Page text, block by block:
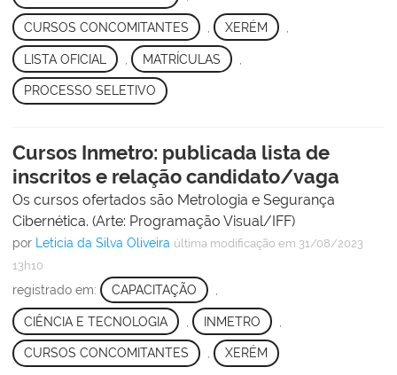
CURSOS CONCOMITANTES XERÉM
LISTA OFICIAL MATRÍCULAS
PROCESSO SELETIVO
Cursos Inmetro: publicada lista de
inscritos e relação candidato/vaga
Os cursos ofertados são Metrologia e Segurança
Cibernética. (Arte: Programação Visual/IFF)
por Leticia da Silva Oliveira última modificação em 31/08/2023
13h10
registrado em: CAPACITAÇÃO
CIÊNCIA E TECNOLOGIA INMETRO
CURSOS CONCOMITANTES , XERÉM